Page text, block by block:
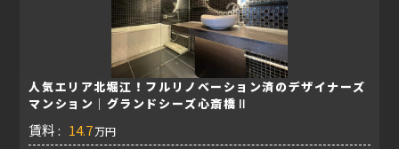
人気エリア北堀江！フルリノベーション済のデザイナーズ
マンション｜グランドシーズ心斎橋Ⅱ
賃料 : 14.7万円